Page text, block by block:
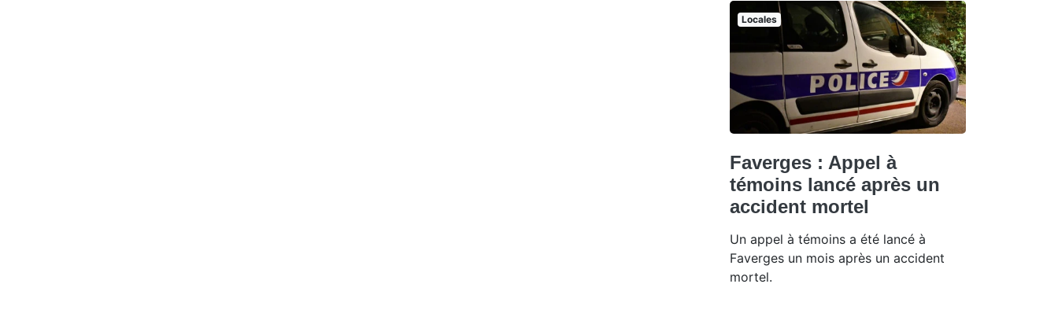
Locales
Faverges : Appel à
témoins lancé après un
accident mortel
Un appel à témoins a été lancé à
Faverges un mois après un accident
mortel.